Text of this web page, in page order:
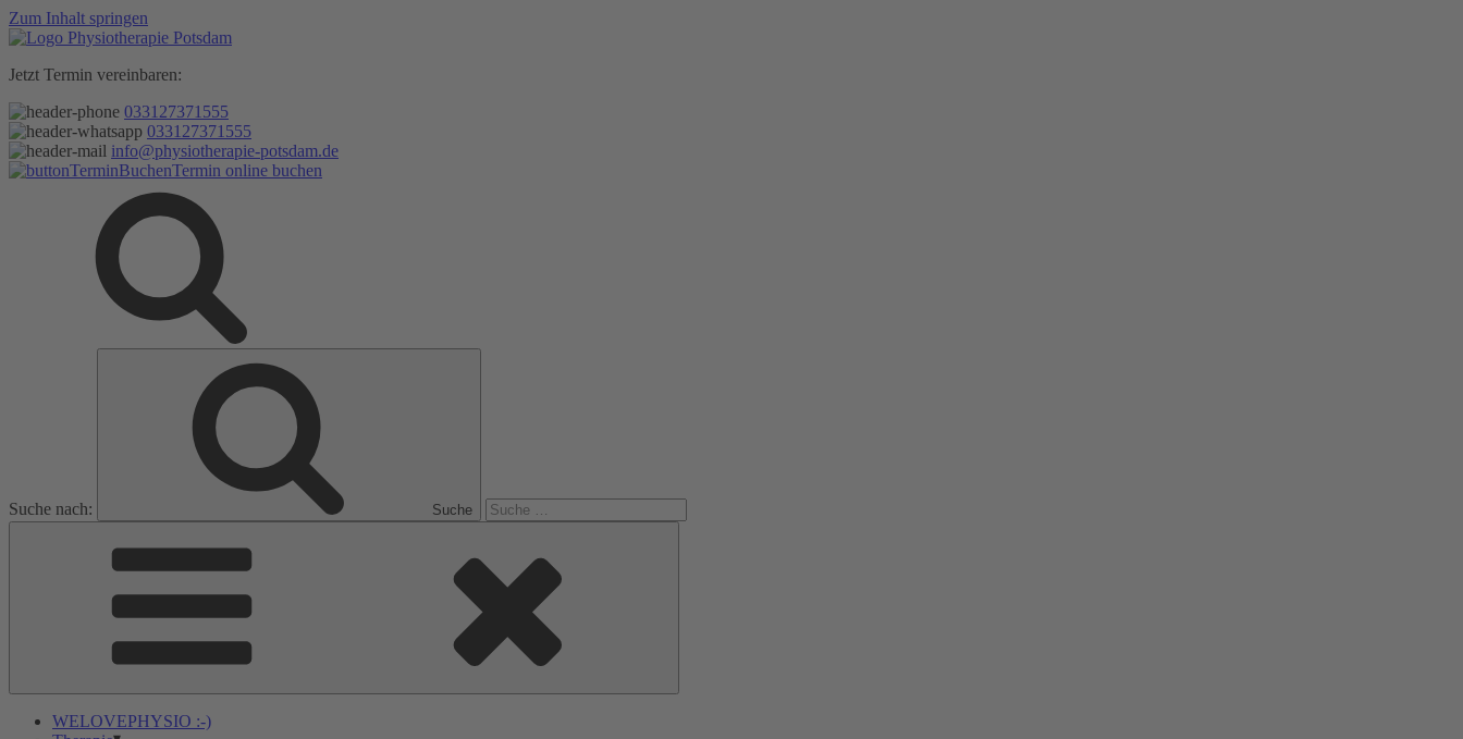
Zum Inhalt springen
Jetzt Termin vereinbaren:
033127371555
033127371555
info@physiotherapie-potsdam.de
Termin online buchen
Suche nach: Suche
WELOVEPHYSIO :-)